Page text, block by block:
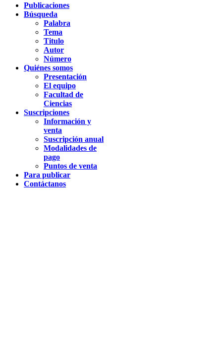
Publicaciones
Búsqueda
Palabra
Tema
Titulo
Autor
Número
Quiénes somos
Presentación
El equipo
Facultad de
Ciencias
Suscripciones
Información y
venta
Suscripción anual
Modalidades de
pago
Puntos de venta
Para publicar
Contáctanos